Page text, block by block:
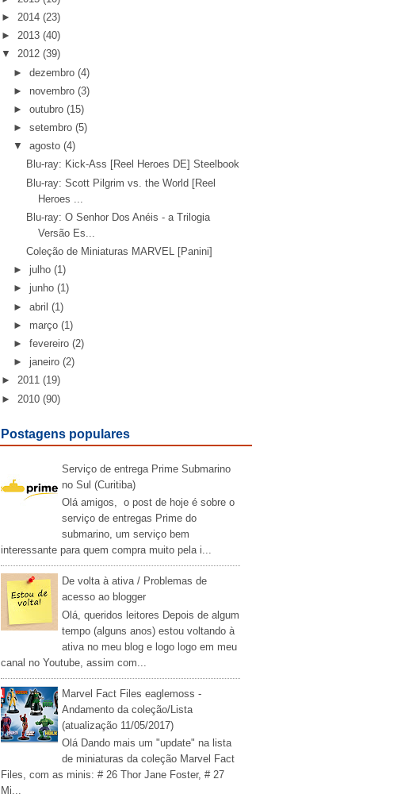
► 2014 (23)
► 2013 (40)
▼
2012 (39)
►dezembro (4)
► novembro (3)
►outubro (15)
►setembro (5)
▼
agosto (4)
Blu-ray: Kick-Ass [Reel Heroes DE] Steelbook
Blu-ray: Scott Pilgrim vs. the World [Reel
Heroes ...
Blu-ray: O Senhor Dos Anéis - a Trilogia
Versão Es...
Coleção de Miniaturas MARVEL [Panini]
► julho (1)
► junho (1)
►abril (1)
► março (1)
►fevereiro (2)
► janeiro (2)
► 2011 (19)
► 2010 (90)
Postagens populares
Serviço de entrega Prime Submarino
no Sul (Curitiba)
Olá amigos, o post de hoje é sobre o
serviço de entregas Prime do
submarino, um serviço bem
interessante para quem compra muito pela i...
De volta à ativa / Problemas de
acesso ao blogger
Olá, queridos leitores Depois de algum
tempo (alguns anos) estou voltando à
ativa no meu blog e logo logo em meu
canal no Youtube, assim com...
Marvel Fact Files eaglemoss -
Andamento da coleção/Lista
(atualização 11/05/2017)
Olá Dando mais um "update" na lista
de miniaturas da coleção Marvel Fact
Files, com as minis: # 26 Thor Jane Foster, # 27
Mi...